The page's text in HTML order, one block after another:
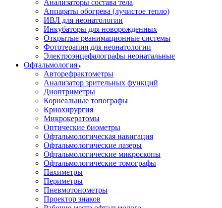
Анализаторы состава тела
Аппараты обогрева (лучистое тепло)
ИВЛ для неонатологии
Инкубаторы для новорожденных
Открытые реанимационные системы
Фототерапия для неонатологии
Электроэнцефалографы неонатальные
Офтальмология
Авторефрактометры
Анализатор зрительных функций
Диоптриметры
Корнеальные топографы
Криохирургия
Микрокератомы
Оптические биометры
Офтальмологическая навигация
Офтальмологические лазеры
Офтальмологические микроскопы
Офтальмологические томографы
Пахиметры
Периметры
Пневмотонометры
Проектор знаков